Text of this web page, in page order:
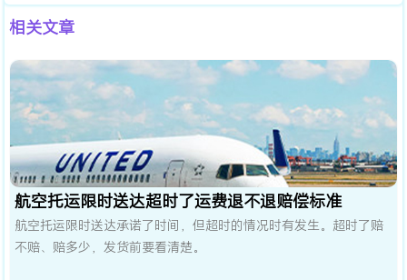
相关文章
航空托运限时送达超时了运费退不退赔偿标准
航空托运限时送达承诺了时间，但超时的情况时有发生。超时了赔
不赔、赔多少，发货前要看清楚。